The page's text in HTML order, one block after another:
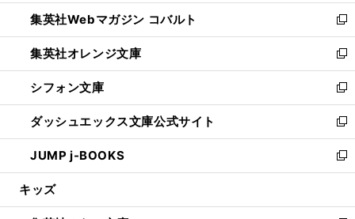
く
ウ
で
開
く
ン
ド
ウ
で
開
く
ウ
ィ
ン
ド
ウ
で
開
く
集英社Webマガジン コバルト
新
し
い
ウ
ィ
ン
ド
ウ
で
開
集英社オレンジ文庫
新
し
い
ウ
ィ
ン
ド
ウ
開
シフォン文庫
新
し
い
ウ
ィ
ン
ウ
ダッシュエックス文庫公式サイト
新
し
い
ウ
ン
JUMP j-BOOKS
新
し
ウ
キッズ